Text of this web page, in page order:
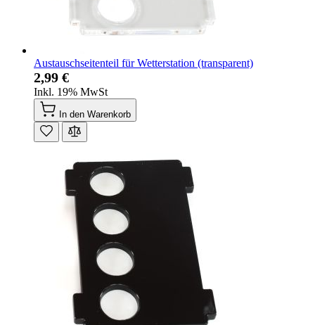
Austauschseitenteil für Wetterstation (transparent)
2,99 €
Inkl. 19% MwSt
In den Warenkorb